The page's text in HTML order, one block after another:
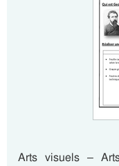
Arts visuels –